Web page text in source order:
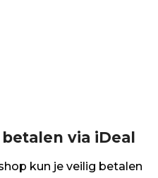
via iDeal
kun je veilig betalen